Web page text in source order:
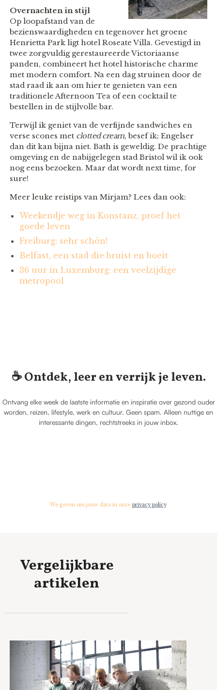
Overnachten in stijl
Op loopafstand van de
bezienswaardigheden en tegenover het groene
Henrietta Park ligt hotel Roseate Villa. Gevestigd in
twee zorgvuldig gerestaureerde Victoriaanse
panden, combineert het hotel historische charme
met modern comfort. Na een dag struinen door de
stad raad ik aan om hier te genieten van een
traditionele Afternoon Tea of een cocktail te
bestellen in de stijlvolle bar.
Terwijl ik geniet van de verfijnde sandwiches en
verse scones met clotted cream, besef ik; Engelser
dan dit kan bijna niet. Bath is geweldig. De prachtige
omgeving en de nabijgelegen stad Bristol wil ik ook
nog eens bezoeken. Maar dat wordt next time, for
sure!
Meer leuke reistips van Mirjam? Lees dan ook:
Weekendje weg in Konstanz, proef het
goede leven
Freiburg: sehr schön!
Belfast, een stad die bruist en boeit
36 uur in Luxemburg: een veelzijdige
metropool
☕️ Ontdek, leer en verrijk je leven.
Ontvang elke week de laatste informatie en inspiratie over gezond ouder
worden, reizen, lifestyle, werk en cultuur. Geen spam. Alleen nuttige en
interessante dingen, rechtstreeks in jouw inbox.
We geven om jouw data in onze privacy policy.
Vergelijkbare
artikelen